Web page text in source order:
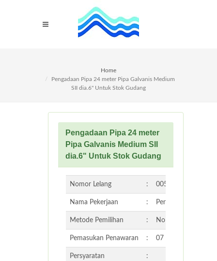
Home
Pengadaan Pipa 24 meter Pipa Galvanis Medium
SII dia.6" Untuk Stok Gudang
Pengadaan Pipa 24 meter
Pipa Galvanis Medium SII
dia.6" Untuk Stok Gudang
Nomor Lelang : 005/09.1-UPL-
Nama Pekerjaan : Pengadaan Pipa
Metode Pemilihan : Non-Tender
Pemasukan Penawaran : 07 Mei 2026 15:20
Persyaratan :